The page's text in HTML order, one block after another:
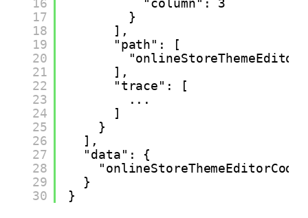
16
17
18
19
20
21
22
23
24
25
26
27
28
29
30
"column": 3
}
],
"path": [
],
"trace": [
...
]
}
],
"data": {
}
}